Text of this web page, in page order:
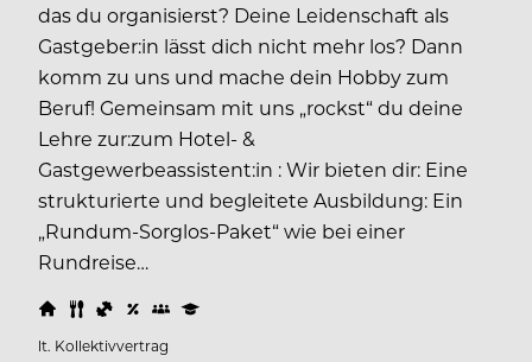
das du organisierst? Deine Leidenschaft als
Gastgeber:in lässt dich nicht mehr los? Dann
komm zu uns und mache dein Hobby zum
Beruf! Gemeinsam mit uns „rockst“ du deine
Lehre zur:zum Hotel- &
Gastgewerbeassistent:in : Wir bieten dir: Eine
strukturierte und begleitete Ausbildung: Ein
„Rundum-Sorglos-Paket“ wie bei einer
Rundreise…
lt. Kollektivvertrag